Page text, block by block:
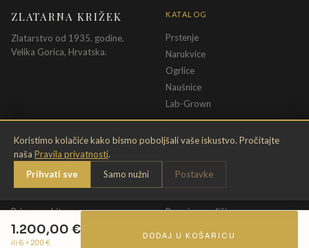
1.200,00 €
ili 6 ×200 €
DODAJ U KOŠARICU
Koristimo kolačiće kako bismo poboljšali vaše iskustvo. Pročitajte
naša Pravila privatnosti.
Prihvati sve
Samo nužni Postavke
ZLATARNA KRIŽEK
Zlatarstvo od 1935. godine.
Velika Gorica, Hrvatska.
KATALOG
Prstenje
Narukvice
Ogrlice
Naušnice
Lab-Grown
INFORMACIJE
O nama
Kontakt
Briga o nakitu
Jamstvo
PRAVNE ODREDBE
Pravila privatnosti
Opći uvjeti
Promjena veličine